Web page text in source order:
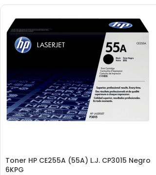
Toner HP CE255A (55A) L.J. CP3015 Negro
6KPG